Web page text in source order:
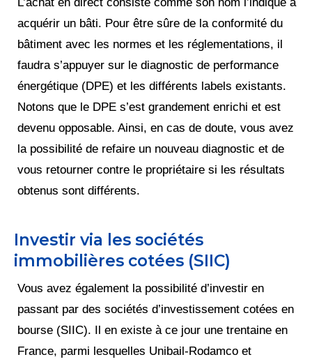
acquérir un bâti. Pour être sûre de la conformité du
bâtiment avec les normes et les réglementations, il
faudra s’appuyer sur le diagnostic de performance
énergétique (DPE) et les différents labels existants.
Notons que le DPE s’est grandement enrichi et est
devenu opposable. Ainsi, en cas de doute, vous avez
la possibilité de refaire un nouveau diagnostic et de
vous retourner contre le propriétaire si les résultats
obtenus sont différents.
Investir via les sociétés
immobilières cotées (SIIC)
Vous avez également la possibilité d’investir en
passant par des sociétés d’investissement cotées en
bourse (SIIC). Il en existe à ce jour une trentaine en
France, parmi lesquelles Unibail-Rodamco et